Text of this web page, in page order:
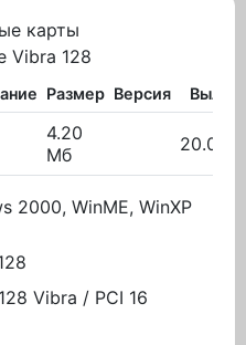
карты
Vibra 128
Размер Версия
4.20
Мб
2000, WinME, WinXP
Vibra / PCI 16